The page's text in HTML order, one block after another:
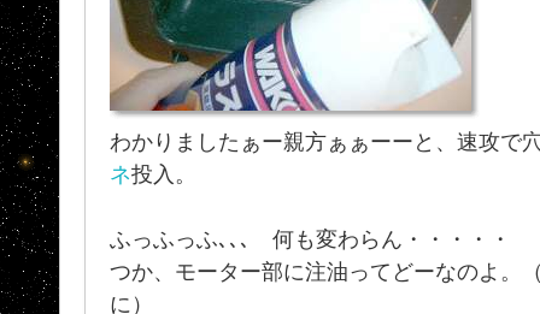
わかりましたぁー親方ぁぁーーと、速攻で
ネ投入。
ふっふっふ､､､ 何も変わらん・・・・・
つか、モーター部に注油ってどーなのよ。
に）